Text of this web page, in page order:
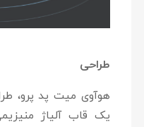
طراحی
هوآوی میت پد پرو،
یک قاب آلیاژ